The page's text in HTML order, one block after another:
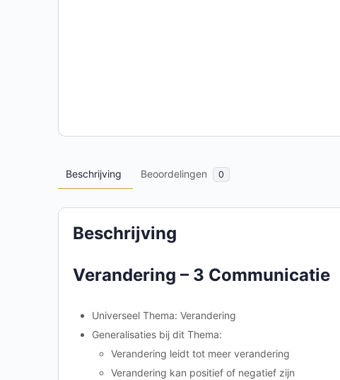
Beschrijving Beoordelingen 0
Beschrijving
Verandering – 3 Communicatie
Universeel Thema: Verandering
Generalisaties bij dit Thema:
Verandering leidt tot meer verandering
Verandering kan positief of negatief zijn